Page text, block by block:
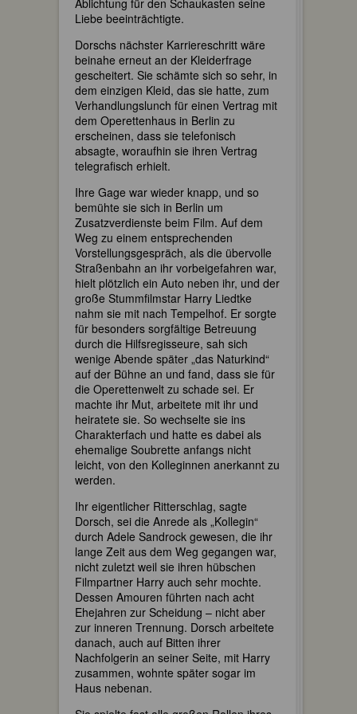
Liebe beeinträchtigte.
Dorschs nächster Karriereschritt wäre
beinahe erneut an der Kleiderfrage
gescheitert. Sie schämte sich so sehr, in
dem einzigen Kleid, das sie hatte, zum
Verhandlungslunch für einen Vertrag mit
dem Operettenhaus in Berlin zu
erscheinen, dass sie telefonisch
absagte, woraufhin sie ihren Vertrag
telegrafisch erhielt.
Ihre Gage war wieder knapp, und so
bemühte sie sich in Berlin um
Zusatzverdienste beim Film. Auf dem
Weg zu einem entsprechenden
Vorstellungsgespräch, als die übervolle
Straßenbahn an ihr vorbeigefahren war,
hielt plötzlich ein Auto neben ihr, und der
große Stummfilmstar Harry Liedtke
nahm sie mit nach Tempelhof. Er sorgte
für besonders sorgfältige Betreuung
durch die Hilfsregisseure, sah sich
wenige Abende später „das Naturkind“
auf der Bühne an und fand, dass sie für
die Operettenwelt zu schade sei. Er
machte ihr Mut, arbeitete mit ihr und
heiratete sie. So wechselte sie ins
Charakterfach und hatte es dabei als
ehemalige Soubrette anfangs nicht
leicht, von den Kolleginnen anerkannt zu
werden.
Ihr eigentlicher Ritterschlag, sagte
Dorsch, sei die Anrede als „Kollegin“
durch Adele Sandrock gewesen, die ihr
lange Zeit aus dem Weg gegangen war,
nicht zuletzt weil sie ihren hübschen
Filmpartner Harry auch sehr mochte.
Dessen Amouren führten nach acht
Ehejahren zur Scheidung – nicht aber
zur inneren Trennung. Dorsch arbeitete
danach, auch auf Bitten ihrer
Nachfolgerin an seiner Seite, mit Harry
zusammen, wohnte später sogar im
Haus nebenan.